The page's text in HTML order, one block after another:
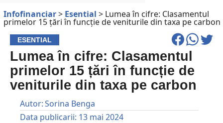
Infofinanciar> Esential > Lumea în cifre: Clasamentul
primelor 15 țări în funcție de veniturile din taxa pe carbon
ESENTIAL
Lumea în cifre: Clasamentul
primelor 15 țări în funcție de
veniturile din taxa pe carbon
Autor:Sorina Benga
Data publicarii: 13 mai 2024